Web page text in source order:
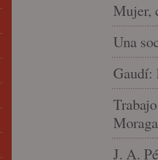
Mujer,
Una
Gaudí:
J. A.